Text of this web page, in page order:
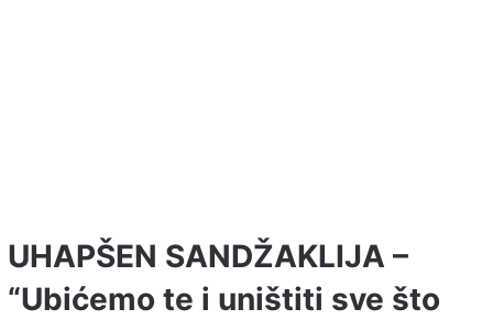
UHAPŠEN SANDŽAKLIJA –
“Ubićemo te i uništiti sve što